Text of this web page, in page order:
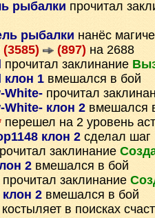
рыбалки прочитал
рыбалки нанёс
(897) на 2688
прочитал заклинание
клон 1 вмешался в бой
White- прочитал
White- клон 2 вмешался
перешел на 2 уровень
клон 2 сделал шаг
заклинание
2 вмешался в бой
прочитал заклинание
2 вмешался в бой
костыляет в поисках